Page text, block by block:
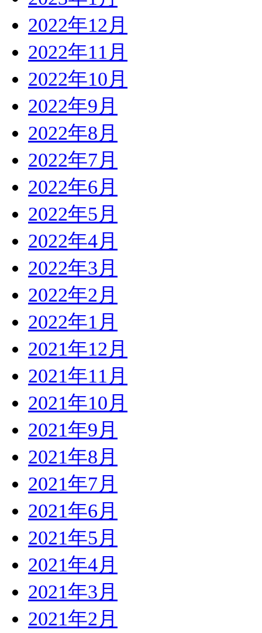
2022年12月
2022年11月
2022年10月
2022年9月
2022年8月
2022年7月
2022年6月
2022年5月
2022年4月
2022年3月
2022年2月
2022年1月
2021年12月
2021年11月
2021年10月
2021年9月
2021年8月
2021年7月
2021年6月
2021年5月
2021年4月
2021年3月
2021年2月